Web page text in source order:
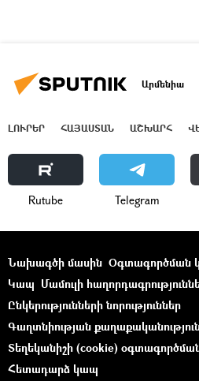
Արմենիա
ԼՈՒՐԵՐ ՀԱՅԱՍՏԱՆ ԱՇԽԱՐՀ
Rutube Telegram
Նախագծի մասին Օգտագործման
Կապ Մամուլի
Ընկերությունների նորություններ
Գաղտնիության
Տեղեկանիշի (cookie)
Հետադարձ կապ